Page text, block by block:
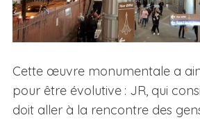
Cette œuvre monumentale a
pour être évolutive : JR, qui
doit aller à la rencontre des